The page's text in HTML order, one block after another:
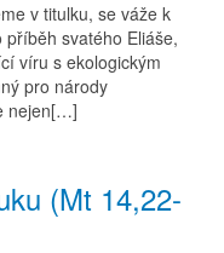
v titulku, se váže k
svatého Eliáše,
víru s ekologickým
pro národy
nejen[…]
(Mt 14,22-